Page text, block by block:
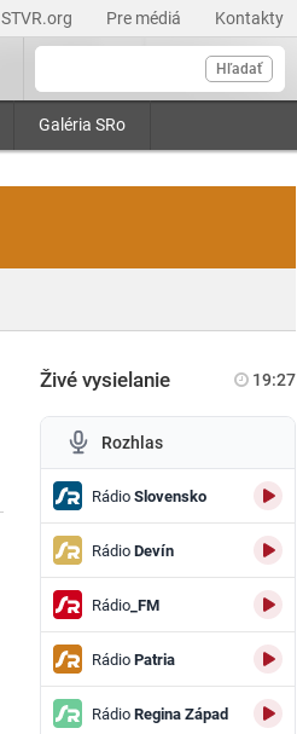
STVR.org Pre médiá Kontakty
Hľadať
Galéria SRo
Živé vysielanie 19:27
Rozhlas
RádioSlovensko
RádioDevín
Rádio_FM
RádioPatria
RádioRegina Západ